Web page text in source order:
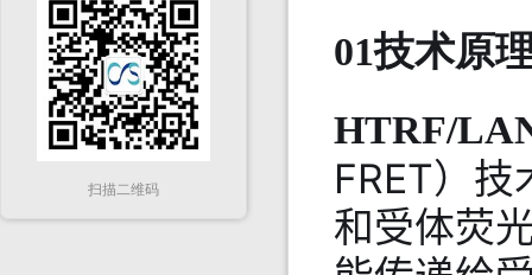
扫描二维码
01技术原
HTRF/
FRET）
和受体荧